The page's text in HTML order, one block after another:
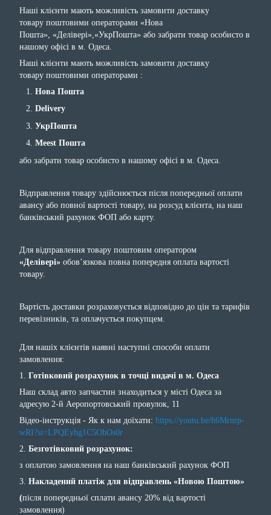
Наші клієнти мають можливість замовити доставку
товару поштовими операторами «Нова
Пошта», «Делівері»,«УкрПошта» або забрати товар особисто в
нашому офісі в м. Одеса.
Наші клієнти мають можливість замовити доставку
товару поштовими операторами :
Нова Пошта
Delivery
УкрПошта
Meest Пошта
або забрати товар особисто в нашому офісі в м. Одеса.
Відправлення товару здійснюється після попередньої оплати
авансу або повної вартості товару, на розсуд клієнта, на наш
банківський рахунок ФОП або карту.
Для відправлення товару поштовим оператором
«Делівері» обов’язкова повна попередня оплата вартості
товару.
Вартість доставки розраховується відповідно до цін та тарифів
перевізників, та оплачується покупцем.
Для нашіх клієнтів наявні наступні способи оплати
замовлення:
1. Готівковий розрахунок в точці видачі в м. Одеса
Наш склад авто запчастин знаходиться у місті Одеса за
адресую 2-й Аеропортовський провулок, 11
Відео-інструкція - Як к нам доїхати: https://youtu.be/h6Mrnrp-
wRI?si=LPQEyhg1C5OhOs0r
2. Безготівковий розрахунок:
з оплатою замовлення на наш банківський рахунок ФОП
3. Накладений платіж для відправлень «Новою Поштою»
(після попередньої сплати авансу 20% від вартості
замовлення)